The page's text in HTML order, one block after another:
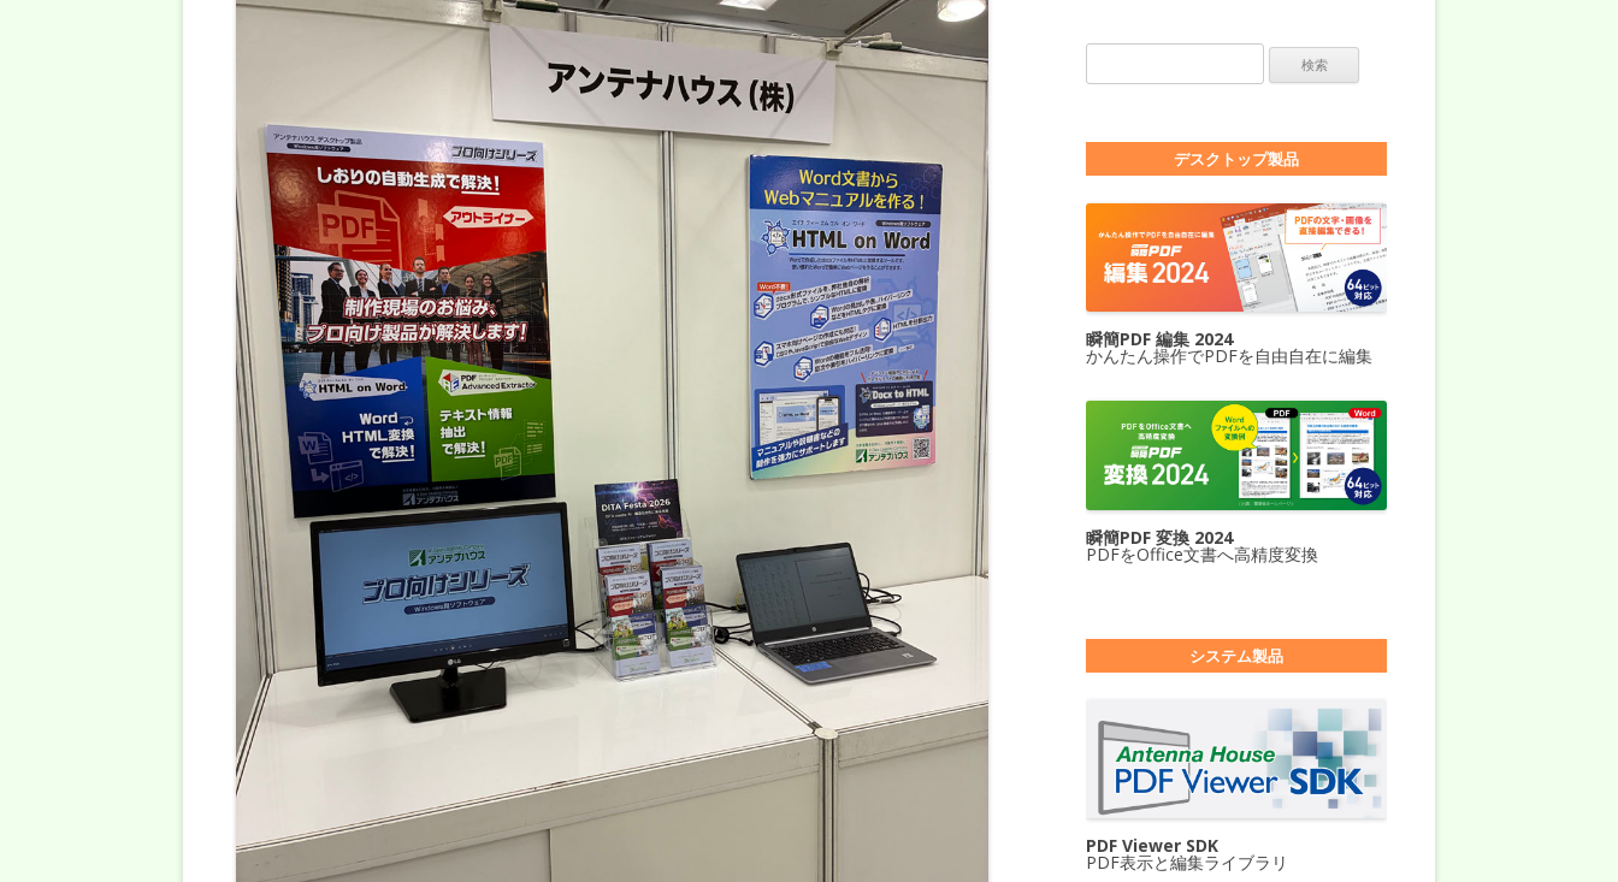
デスクトップ製品
瞬簡PDF 編集 2024
かんたん操作でPDFを自由自在に編集
瞬簡PDF 変換 2024
PDFをOffice文書へ高精度変換
システム製品
PDF Viewer SDK
PDF表示と編集ライブラリ